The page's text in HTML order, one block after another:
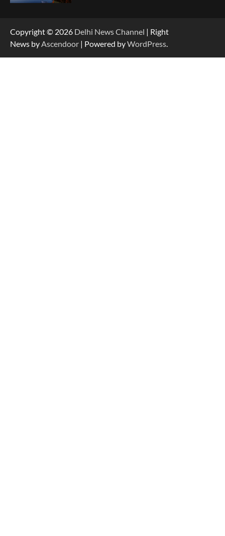
Copyright © 2026 Delhi News Channel | Right
News byAscendoor | Powered byWordPress.